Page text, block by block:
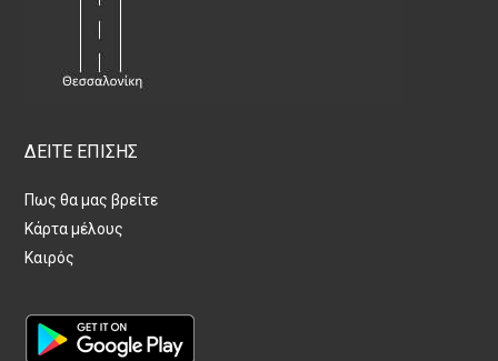
ΔΕΙΤΕ ΕΠΙΣΗΣ
Πως θα μας βρείτε
Κάρτα μέλους
Καιρός